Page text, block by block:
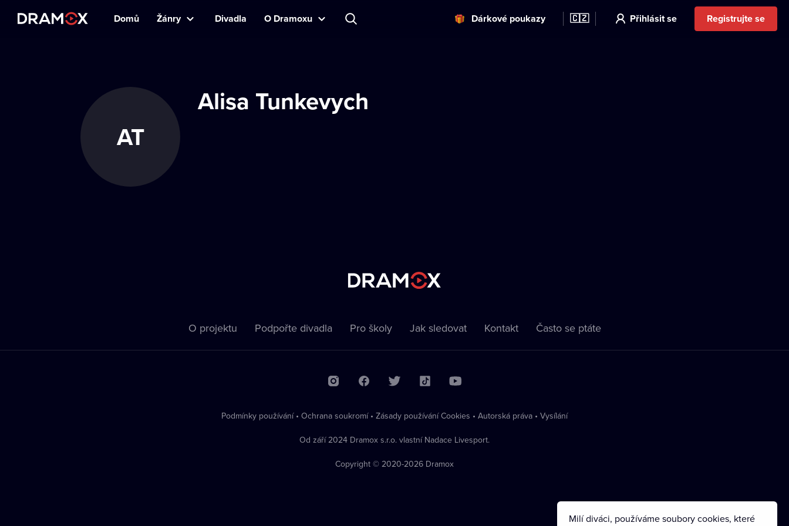
Domů Žánry Divadla O Dramoxu Dárkové poukazy 🇨🇿 Přihlásit se Registrujte se
AT
Alisa Tunkevych
O projektu Podpořte divadla Pro školy Jak sledovat Kontakt Často se ptáte
Podmínky používání • Ochrana soukromí • Zásady používání Cookies • Autorská práva • Vysílání
Od září 2024 Dramox s.r.o. vlastní Nadace Livesport.
Copyright © 2020-2026 Dramox
Milí diváci, používáme soubory cookies, které